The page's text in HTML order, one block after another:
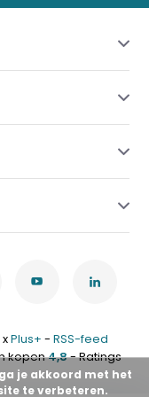
xPlus+ - RSS-feed
kopen4,8- Ratings
je akkoord met het
te verbeteren.